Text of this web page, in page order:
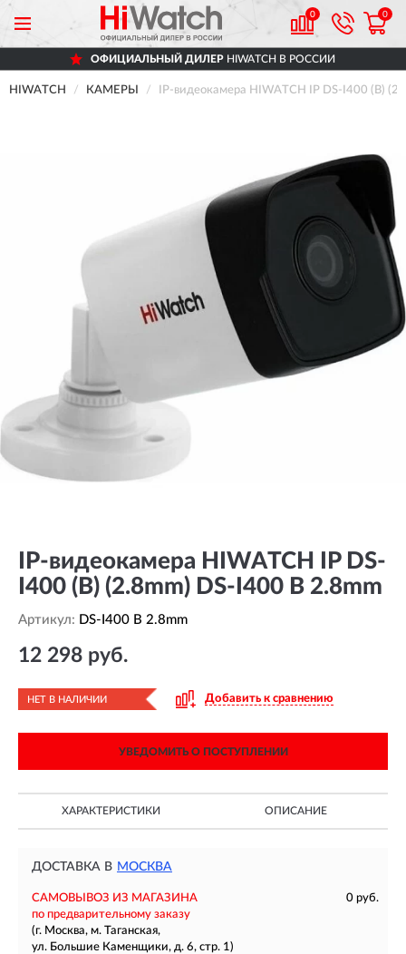
0 0
ОФИЦИАЛЬНЫЙ ДИЛЕРHIWATCH В РОССИИ
HIWATCH КАМЕРЫ IP-видеокамера HIWATCH IP DS-I400 (B)
IP-видеокамера HIWATCH IP DS-
I400 (B) (2.8mm) DS-I400 B 2.8mm
Артикул: DS-I400 B 2.8mm
12 298 руб.
НЕТ В НАЛИЧИИ Добавить к сравнению
УВЕДОМИТЬ О ПОСТУПЛЕНИИ
ХАРАКТЕРИСТИКИ ОПИСАНИЕ
ДОСТАВКА В МОСКВА
САМОВЫВОЗ ИЗ МАГАЗИНА
0 руб.
по предварительному заказу
(г. Москва, м. Таганская,
ул. Большие Каменщики, д. 6, стр. 1)